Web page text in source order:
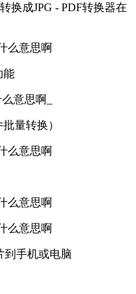
换成JPG - PDF转换器在
能
量转换）
到手机或电脑